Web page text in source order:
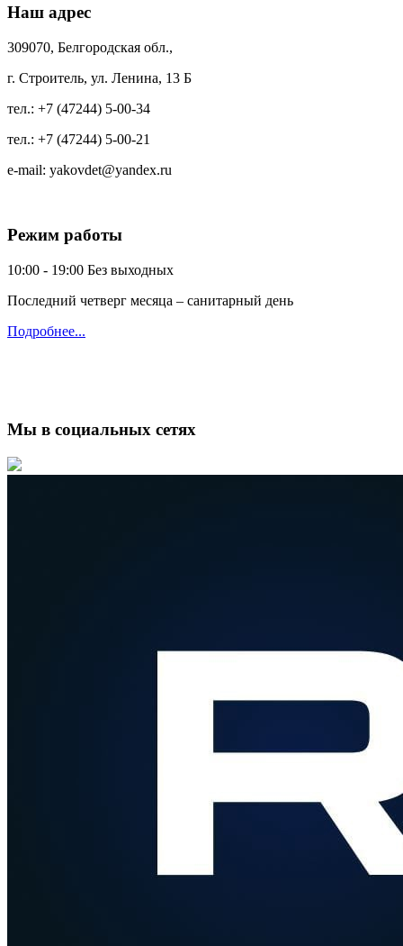
Наш адрес
309070, Белгородская обл.,
г. Строитель, ул. Ленина, 13 Б
тел.: +7 (47244) 5-00-34
тел.: +7 (47244) 5-00-21
e-mail: yakovdet@yandex.ru
Режим работы
10:00 - 19:00 Без выходных
Последний четверг месяца – санитарный день
Подробнее...
Мы в социальных сетях